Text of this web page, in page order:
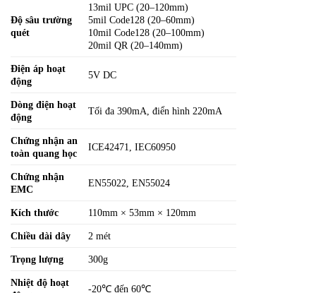
Độ sâu trường
quét
13mil UPC (20–120mm)
5mil Code128 (20–60mm)
10mil Code128 (20–100mm)
20mil QR (20–140mm)
Điện áp hoạt
động
5V DC
Dòng điện hoạt
động
Tối đa 390mA, điển hình 220mA
Chứng nhận an
toàn quang học
ICE42471, IEC60950
Chứng nhận
EMC
EN55022, EN55024
Kích thước 110mm × 53mm × 120mm
Chiều dài dây 2 mét
Trọng lượng 300g
Nhiệt độ hoạt
-20℃ đến 60℃